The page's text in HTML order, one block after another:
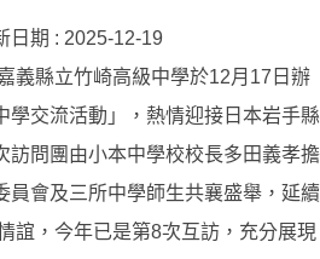
日期 : 2025-12-19
義縣立竹崎高級中學於12月17日辦
學交流活動」，熱情迎接日本岩手縣
訪問團由小本中學校校長多田義孝擔
員會及三所中學師生共襄盛舉，延續
誼，今年已是第8次互訪，充分展現